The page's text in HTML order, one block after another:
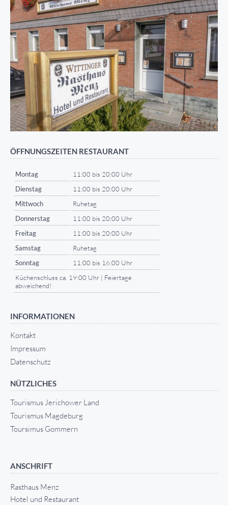
ÖFFNUNGSZEITEN RESTAURANT
Montag
11:00 bis 20:00 Uhr
Dienstag
11:00 bis 20:00 Uhr
Mittwoch
Ruhetag
Donnerstag
11:00 bis 20:00 Uhr
Freitag
11:00 bis 20:00 Uhr
Samstag
Ruhetag
Sonntag
11:00 bis 16:00 Uhr
Küchenschluss ca. 19:00 Uhr | Feiertage
abweichend!
INFORMATIONEN
Kontakt
Impressum
Datenschutz
NÜTZLICHES
Tourismus Jerichower Land
Tourismus Magdeburg
Toursimus Gommern
ANSCHRIFT
Rasthaus Menz
Hotel und Restaurant